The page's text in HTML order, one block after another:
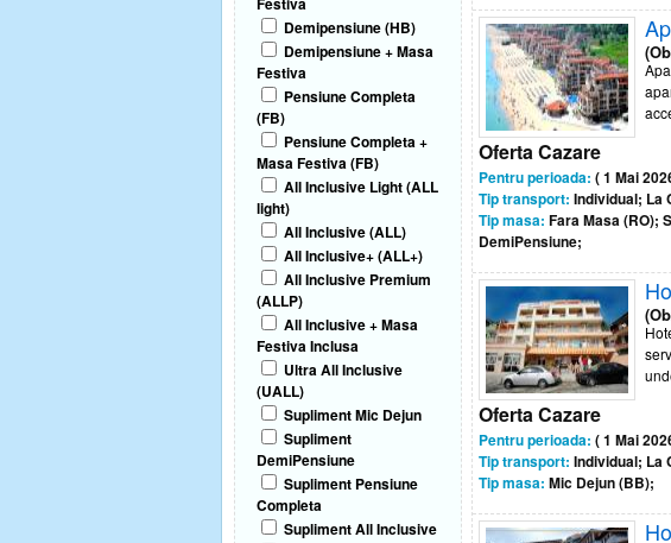
Demipensiune (HB)
Demipensiune + Masa
Festiva
Pensiune Completa
(FB)
Pensiune Completa +
Masa Festiva (FB)
All Inclusive Light (ALL
light)
All Inclusive (ALL)
All Inclusive+ (ALL+)
All Inclusive Premium
(ALLP)
All Inclusive + Masa
Festiva Inclusa
Ultra All Inclusive
(UALL)
Supliment Mic Dejun
Supliment
DemiPensiune
Supliment Pensiune
Completa
Supliment All Inclusive
Oferta Cazare
Pentru perioada: ( 1 Mai
Tip transport: Individual; La
Tip masa: Fara Masa (RO);
DemiPensiune;
Oferta Cazare
Pentru perioada: ( 1 Mai
Tip transport: Individual; La
Tip masa: Mic Dejun (BB);